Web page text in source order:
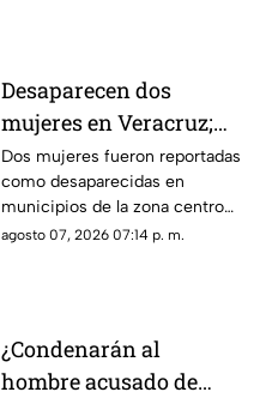
Desaparecen dos
mujeres en Veracruz;
una de ellas es menor
de 12 años
Dos mujeres fueron reportadas
como desaparecidas en
municipios de la zona centro
de Veracruz, mientras
agosto 07, 2026 07:14 p. m.
¿Condenarán al
hombre acusado de